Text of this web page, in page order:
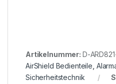
Artikelnummer: D-
AirShield Bedienteile
Sicherheitstechnik